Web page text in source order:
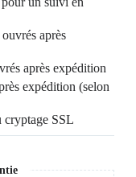
après
après expédition
expédition (selon
cryptage SSL